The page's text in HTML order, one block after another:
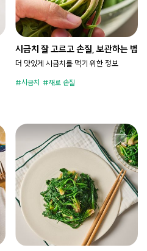
시금치 잘 고르고 손질, 보관하는 법
더 맛있게 시금치를 먹기 위한 정보
시금치 재료 손질